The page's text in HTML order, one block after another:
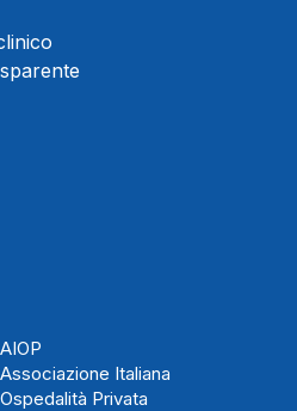
AIOP
Associazione Italiana
Ospedalità Privata